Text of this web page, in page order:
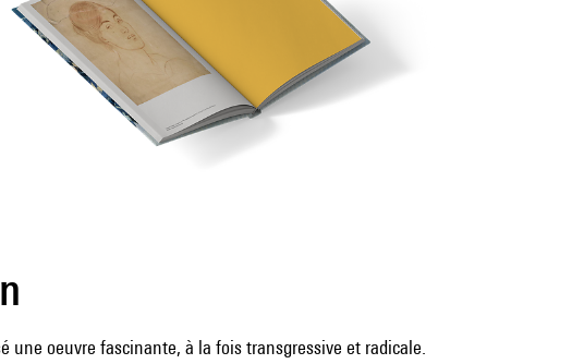
une oeuvre fascinante, à la fois transgressive et radicale.